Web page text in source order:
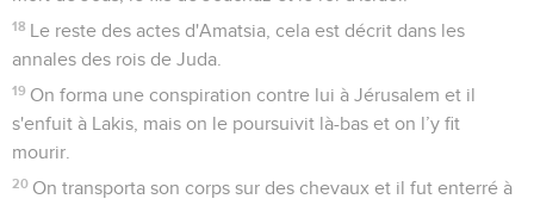
18 Le reste des actes d'Amatsia, cela est décrit dans les
annales des rois de Juda.
19 On forma une conspiration contre lui à Jérusalem et il
s'enfuit à Lakis, mais on le poursuivit là-bas et on l’y fit
mourir.
20 On transporta son corps sur des chevaux et il fut enterré à